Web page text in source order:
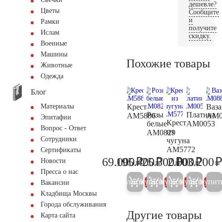
Цветы
Рамки
Ислам
Военные
Машины
Животные
Одежда
Блог
Материалы
Эпитафии
Вопрос - Ответ
Сотрудники
Сертификаты
Новости
Пресса о нас
Вакансии
Кладбища Москвы
Города обслуживания
Карта сайта
дешевле?
Сообщите
и
получите
скидку.
Похожие товары
Крест
AM5886
72.600
69.000₽
Купить 5%
Розы
белые
AM0829
205.700
195.400₽
Купить 5%
Крест
из
чугуна
AM5772
26.600
25.300₽
Купить 5%
Платина
AM0053
2.100
2.000₽
Купить 5%
Ваза
103.200₽
Другие товары